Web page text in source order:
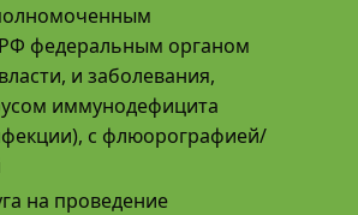
федеральным органом
и заболевания,
иммунодефицита
с флюорографией/
на проведение